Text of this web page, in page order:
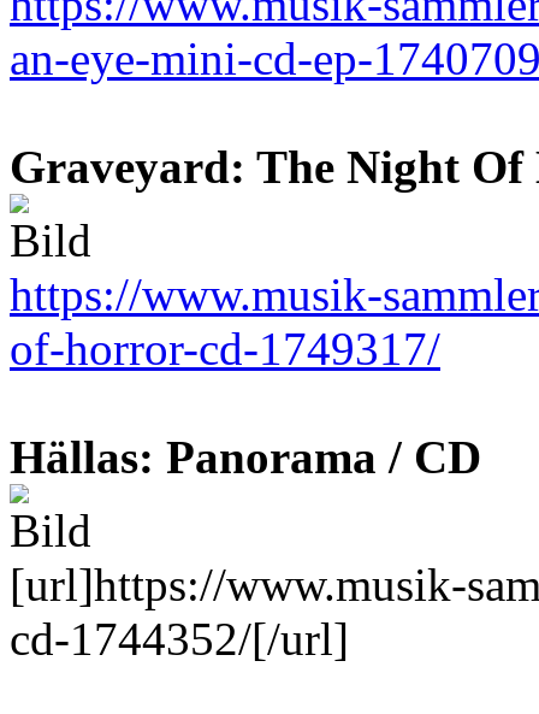
an-eye-mini-cd-ep-
Graveyard: The Night
https://www.musik-
of-horror-cd-1749317/
Hällas: Panorama / CD
[url]https://www.musik-
cd-1744352/[/url]